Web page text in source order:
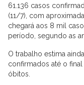
61.136 casos
(11/7), com
chegará aos 8 mil
período, segundo as
O trabalho estima
confirmados até o
óbitos.